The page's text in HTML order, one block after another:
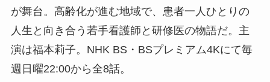
が舞台。高齢化が進む地域で、患者一人ひとりの
人生と向き合う若手看護師と研修医の物語だ。主
演は福本莉子。NHK BS・BSプレミアム4Kにて毎
週日曜22:00から全8話。